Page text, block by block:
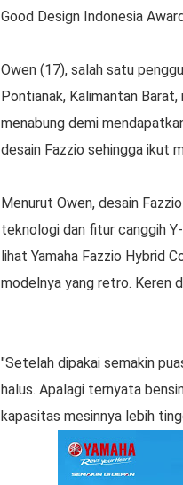
Good Design Indonesia
Owen (17), salah satu
Pontianak, Kalimantan
menabung demi
desain Fazzio sehingga ikut
Menurut Owen, desain
teknologi dan fitur canggih
lihat Yamaha Fazzio Hybrid
modelnya yang retro. Keren
"Setelah dipakai semakin
halus. Apalagi ternyata
kapasitas mesinnya lebih